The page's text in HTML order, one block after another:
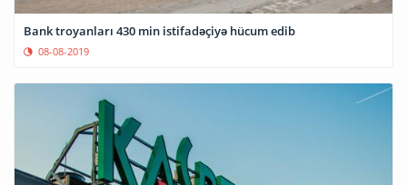
Bank troyanları 430 min istifadəçiyə hücum edib
08-08-2019